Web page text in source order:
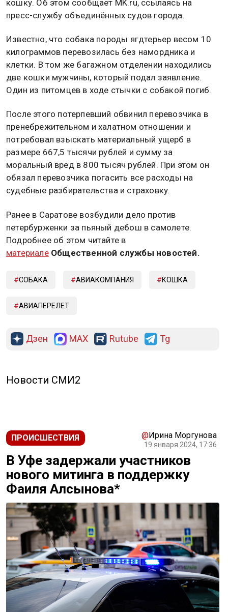
кошку. Об этом сообщает MK.ru, ссылаясь на
пресс-службу объединённых судов города.
Известно, что собака породы ягдтерьер весом 10
килограммов перевозилась без намордника и
клетки. В том же багажном отделении находились
две кошки мужчины, который подал заявление.
Один из питомцев в ходе стычки с собакой погиб.
После этого потерпевший обвинил перевозчика в
пренебрежительном и халатном отношении и
потребовал взыскать материальный ущерб в
размере 667,5 тысячи рублей и сумму за
моральный вред в 800 тысяч рублей. При этом он
обязал перевозчика погасить все расходы на
судебные разбирательства и страховку.
Ранее в Саратове возбудили дело против
петербурженки за пьяный дебош в самолете.
Подробнее об этом читайте в
материале Общественной службы новостей.
СОБАКА АВИАКОМПАНИЯ КОШКА
АВИАПЕРЕЛЕТ
Дзен MAX Rutube Tg
Новости СМИ2
ПРОИСШЕСТВИЯ @Ирина Моргунова
19 января 2024, 17:36
В Уфе задержали участников
нового митинга в поддержку
Фаиля Алсынова*